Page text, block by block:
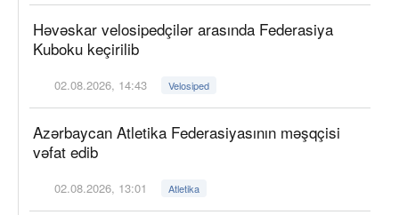
Həvəskar velosipedçilər arasında Federasiya
Kuboku keçirilib
02.08.2026, 14:43 Velosiped
Azərbaycan Atletika Federasiyasının məşqçisi
vəfat edib
02.08.2026, 13:01 Atletika